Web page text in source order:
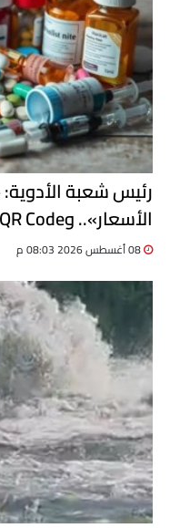
رئيس شعبة
الدواء